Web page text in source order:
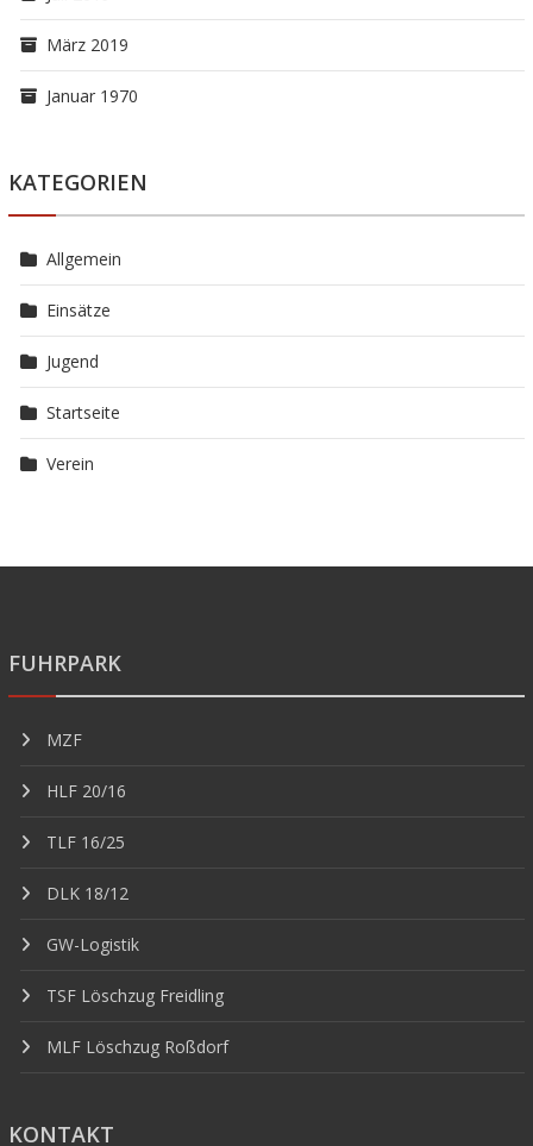
März 2019
Januar 1970
KATEGORIEN
Allgemein
Einsätze
Jugend
Startseite
Verein
FUHRPARK
MZF
HLF 20/16
TLF 16/25
DLK 18/12
GW-Logistik
TSF Löschzug Freidling
MLF Löschzug Roßdorf
KONTAKT